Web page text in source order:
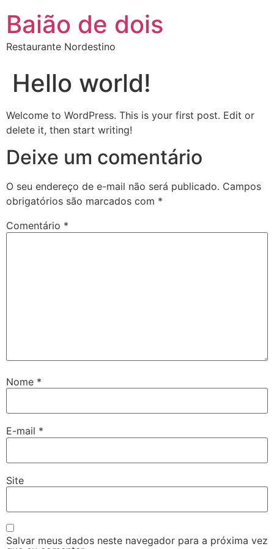
Baião de dois
Restaurante Nordestino
Hello world!
Welcome to WordPress. This is your first post. Edit or
delete it, then start writing!
Deixe um comentário
O seu endereço de e-mail não será publicado. Campos
obrigatórios são marcados com *
Comentário *
Nome *
E-mail *
Site
Salvar meus dados neste navegador para a próxima vez